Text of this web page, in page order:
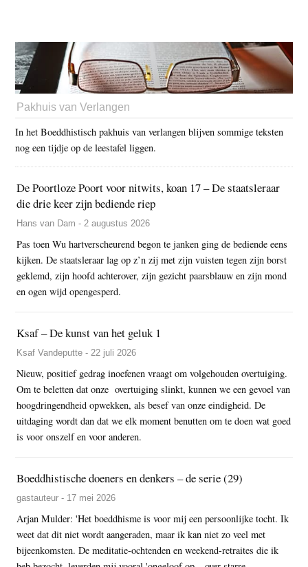
Pakhuis van Verlangen
In het Boeddhistisch pakhuis van verlangen blijven sommige teksten
nog een tijdje op de leestafel liggen.
De Poortloze Poort voor nitwits, koan 17 – De staatsleraar
die drie keer zijn bediende riep
Hans van Dam - 2 augustus 2026
Pas toen Wu hartverscheurend begon te janken ging de bediende eens
kijken. De staatsleraar lag op z’n zij met zijn vuisten tegen zijn borst
geklemd, zijn hoofd achterover, zijn gezicht paarsblauw en zijn mond
en ogen wijd opengesperd.
Ksaf – De kunst van het geluk 1
Ksaf Vandeputte - 22 juli 2026
Nieuw, positief gedrag inoefenen vraagt om volgehouden overtuiging.
Om te beletten dat onze overtuiging slinkt, kunnen we een gevoel van
hoogdringendheid opwekken, als besef van onze eindigheid. De
uitdaging wordt dan dat we elk moment benutten om te doen wat goed
is voor onszelf en voor anderen.
Boeddhistische doeners en denkers – de serie (29)
gastauteur - 17 mei 2026
Arjan Mulder: 'Het boeddhisme is voor mij een persoonlijke tocht. Ik
weet dat dit niet wordt aangeraden, maar ik kan niet zo veel met
bijeenkomsten. De meditatie-ochtenden en weekend-retraites die ik